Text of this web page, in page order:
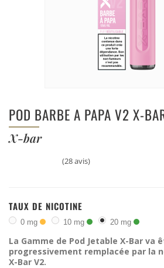
POD BARBE A PAPA V2 X-
X-bar
(28 avis)
TAUX DE NICOTINE
0 mg 10 mg 20 mg
La Gamme de Pod Jetable X-Bar va
progressivement remplacée par la
X-Bar V2.